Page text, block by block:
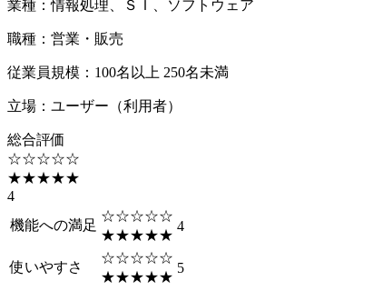
業種 ：情報処理、ＳＩ、ソフトウェア
職種 ： 営業・販売
従業員規模 ： 100名以上 250名未満
立場 ： ユーザー（利用者）
総合評価
☆☆☆☆☆
★★★★★
4
機能への満足
☆☆☆☆☆
★★★★★
4
使いやすさ
☆☆☆☆☆
★★★★★
5